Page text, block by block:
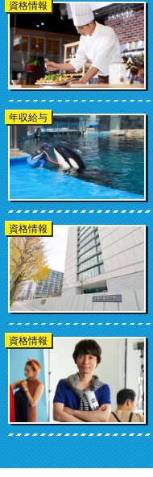
資格情報
年収給与
資格情報
資格情報